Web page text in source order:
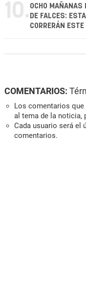
10. OCHO MAÑANAS
DE FALCES:
CORRERÁN
COMENTARIOS:
Los comentarios
al tema de la noticia,
Cada usuario será el
comentarios.